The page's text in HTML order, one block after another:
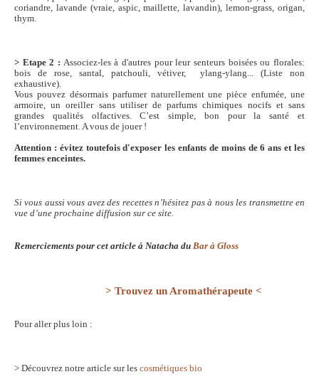
coriandre, lavande (vraie, aspic, maillette, lavandin), lemon-grass, origan,
thym.
> Etape 2 : Associez-les à d'autres pour leur senteurs boisées ou florales:
bois de rose, santal, patchouli, vétiver, ylang-ylang... (Liste non
exhaustive).
Vous pouvez désormais parfumer naturellement une pièce enfumée, une
armoire, un oreiller sans utiliser de parfums chimiques nocifs et sans
grandes qualités olfactives. C’est simple, bon pour la santé et
l’environnement. A vous de jouer !
Attention : évitez toutefois d'exposer les enfants de moins de 6 ans et les
femmes enceintes.
Si vous aussi vous avez des recettes n’hésitez pas à nous les transmettre en
vue d’une prochaine diffusion sur ce site.
Remerciements pour cet article à Natacha du Bar à Gloss
> Trouvez un Aromathérapeute <
Pour aller plus loin :
> Découvrez notre article sur les cosmétiques bio